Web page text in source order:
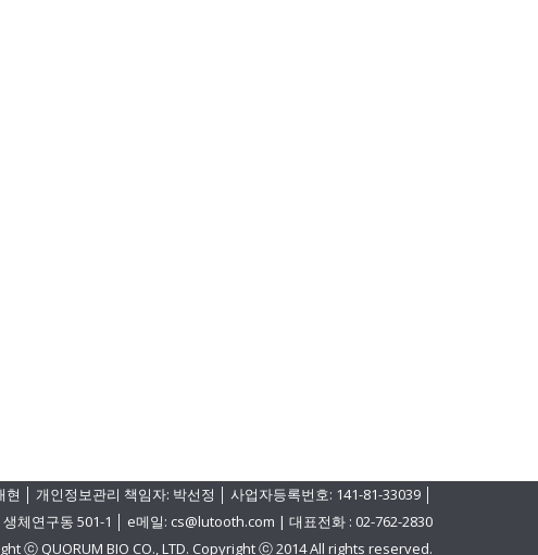
│ 개인정보관리 책임자: 박선정 │ 사업자등록번호: 141-81-33039 │
체연구동 501-1 │ e메일: cs@lutooth.com | 대표전화 : 02-762-2830
ⓒ QUORUM BIO CO., LTD. Copyright ⓒ 2014 All rights reserved.